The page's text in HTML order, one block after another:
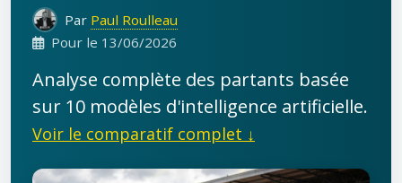
Par Paul Roulleau
Pour le 13/06/2026
Analyse complète des partants basée
sur 10 modèles d'intelligence artificielle.
Voir le comparatif complet ↓